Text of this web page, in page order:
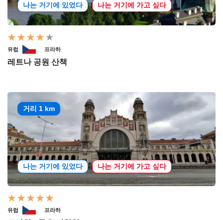
나는 거기에 있었다 나는 거기에 가고 싶다
유럽 프라하
레트나 공원 산책
거리 1 km
나는 거기에 있었다 나는 거기에 가고 싶다
유럽 프라하